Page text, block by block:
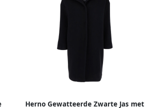
Herno Gewatteerde Zwarte Jas met